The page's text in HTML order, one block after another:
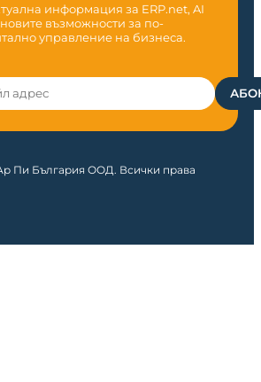
информация за ERP.net, AI
възможности за по-
управление на бизнеса.
Пи България ООД. Всички права